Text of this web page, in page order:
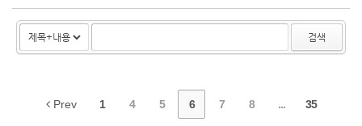
검색
Prev 1 4 5 6 7 8 ... 35